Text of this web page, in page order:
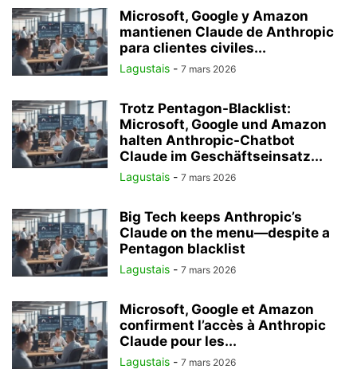
Microsoft, Google y Amazon
mantienen Claude de Anthropic
para clientes civiles...
Lagustais - 7 mars 2026
Trotz Pentagon-Blacklist:
Microsoft, Google und Amazon
halten Anthropic-Chatbot
Claude im Geschäftseinsatz...
Lagustais - 7 mars 2026
Big Tech keeps Anthropic’s
Claude on the menu—despite a
Pentagon blacklist
Lagustais - 7 mars 2026
Microsoft, Google et Amazon
confirment l’accès à Anthropic
Claude pour les...
Lagustais - 7 mars 2026